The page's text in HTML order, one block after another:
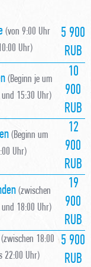
(von 9:00 Uhr
Uhr)
5 900
RUB
(Beginn je um
15:30 Uhr)
10
900
RUB
(Beginn um
Uhr)
12
900
RUB
(zwischen
18:00 Uhr)
19
900
RUB
(zwischen 18:00
22:00 Uhr)
5 900
RUB